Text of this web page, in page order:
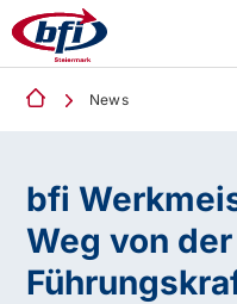
News
bfi
Weg von